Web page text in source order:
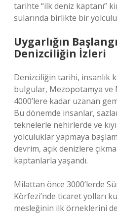
tarihte “ilk deniz kaptanı”
sularında birlikte bir
Uygarlığın
Denizciliğin İzleri
Denizciliğin tarihi, insanlık
bulgular, Mezopotamya ve
4000’lere kadar uzanan
Bu dönemde insanlar,
teknelerle nehirlerde ve
yolculuklar yapmaya
devrim, açık denizlere
kaptanlarla yaşandı.
Milattan önce 3000’lerde
Körfezi’nde ticaret yolları
mesleğinin ilk örneklerini